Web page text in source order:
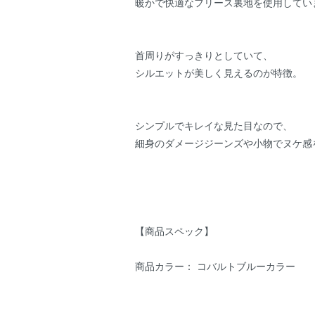
暖かで快適なフリース裏地を使用してい
首周りがすっきりとしていて、
シルエットが美しく見えるのが特徴。
シンプルでキレイな見た目なので、
細身のダメージジーンズや小物でヌケ
【商品スペック】
商品カラー： コバルトブルーカラー